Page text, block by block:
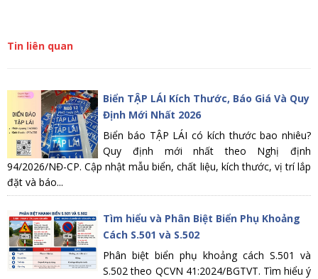
Tin liên quan
Biển TẬP LÁI Kích Thước, Báo Giá Và Quy
Định Mới Nhất 2026
Biển báo TẬP LÁI có kích thước bao nhiêu?
Quy định mới nhất theo Nghị định
94/2026/NĐ-CP. Cập nhật mẫu biển, chất liệu, kích thước, vị trí lắp
đặt và báo...
Tìm hiểu và Phân Biệt Biển Phụ Khoảng
Cách S.501 và S.502
Phân biệt biển phụ khoảng cách S.501 và
S.502 theo QCVN 41:2024/BGTVT. Tìm hiểu ý